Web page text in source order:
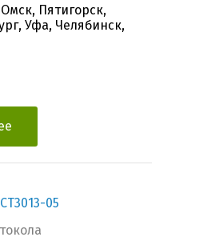
Пятигорск,
Уфа, Челябинск,
05